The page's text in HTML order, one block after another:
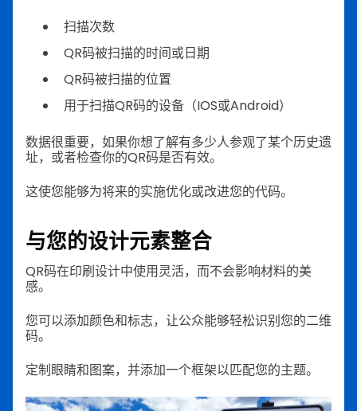
扫描次数
QR码被扫描的时间或日期
QR码被扫描的位置
用于扫描QR码的设备（IOS或Android）
数据很重要，如果你想了解有多少人参观了某个历史遗
址，或者检查你的QR码是否有效。
这使您能够为将来的实施优化或改进您的代码。
与您的设计元素整合
QR码在印刷设计中使用灵活，而不会影响材料的美
感。
您可以添加颜色和标志，让公众能够轻松识别您的二维
码。
定制眼睛和图案，并添加一个框架以匹配您的主题。